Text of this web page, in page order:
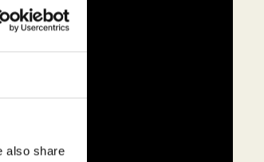
also share